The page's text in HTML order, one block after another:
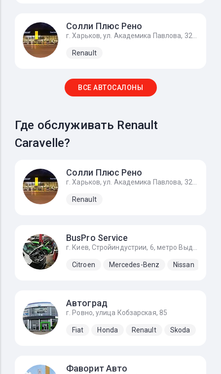
Солли Плюс Рено
Renault
ВСЕ АВТОСАЛОНЫ
Где обслуживать Renault
Caravelle?
Солли Плюс Рено
Renault
BusPro Service
Citroen Mercedes-Benz Nissan
Автоград
г. Ровно, улица Кобзарская, 85
Fiat Honda Renault Skoda
Фаворит Авто